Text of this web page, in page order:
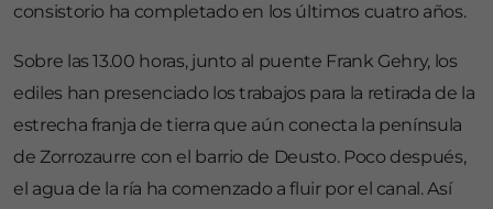
consistorio ha completado en los últimos cuatro años.
Sobre las 13.00 horas, junto al puente Frank Gehry, los
ediles han presenciado los trabajos para la retirada de la
estrecha franja de tierra que aún conecta la península
de Zorrozaurre con el barrio de Deusto. Poco después,
el agua de la ría ha comenzado a fluir por el canal. Así